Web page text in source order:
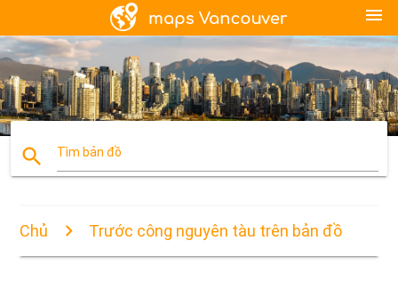
menu
search Tìm bản đồ
Chủ Trước công nguyên tàu trên bản đồ